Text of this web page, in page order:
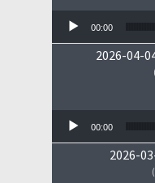
00:00
2026-04-
00:00
2026-